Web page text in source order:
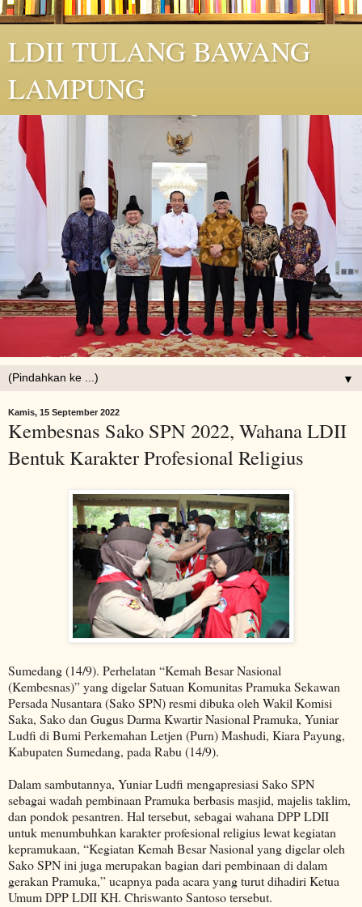
LDII TULANG BAWANG
LAMPUNG
▼
Kamis, 15 September 2022
Kembesnas Sako SPN 2022, Wahana LDII
Bentuk Karakter Profesional Religius
Sumedang (14/9). Perhelatan “Kemah Besar Nasional
(Kembesnas)” yang digelar Satuan Komunitas Pramuka Sekawan
Persada Nusantara (Sako SPN) resmi dibuka oleh Wakil Komisi
Saka, Sako dan Gugus Darma Kwartir Nasional Pramuka, Yuniar
Ludfi di Bumi Perkemahan Letjen (Purn) Mashudi, Kiara Payung,
Kabupaten Sumedang, pada Rabu (14/9).
Dalam sambutannya, Yuniar Ludfi mengapresiasi Sako SPN
sebagai wadah pembinaan Pramuka berbasis masjid, majelis taklim,
dan pondok pesantren. Hal tersebut, sebagai wahana DPP LDII
untuk menumbuhkan karakter profesional religius lewat kegiatan
kepramukaan, “Kegiatan Kemah Besar Nasional yang digelar oleh
Sako SPN ini juga merupakan bagian dari pembinaan di dalam
gerakan Pramuka,” ucapnya pada acara yang turut dihadiri Ketua
Umum DPP LDII KH. Chriswanto Santoso tersebut.